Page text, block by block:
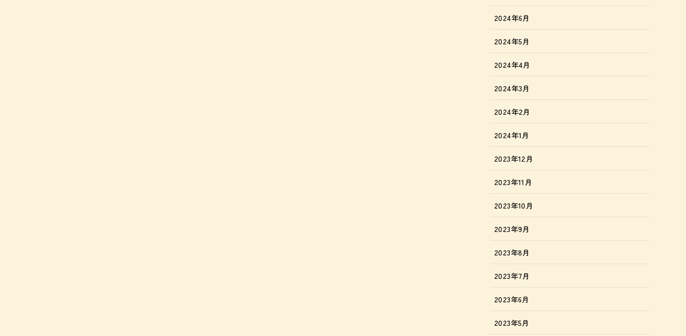
2024年6月
2024年5月
2024年4月
2024年3月
2024年2月
2024年1月
2023年12月
2023年11月
2023年10月
2023年9月
2023年8月
2023年7月
2023年6月
2023年5月